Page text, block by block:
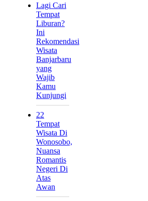
Lagi Cari
Tempat
Liburan?
Ini
Rekomendasi
Wisata
Banjarbaru
yang
Wajib
Kamu
Kunjungi
22
Tempat
Wisata Di
Wonosobo,
Nuansa
Romantis
Negeri Di
Atas
Awan